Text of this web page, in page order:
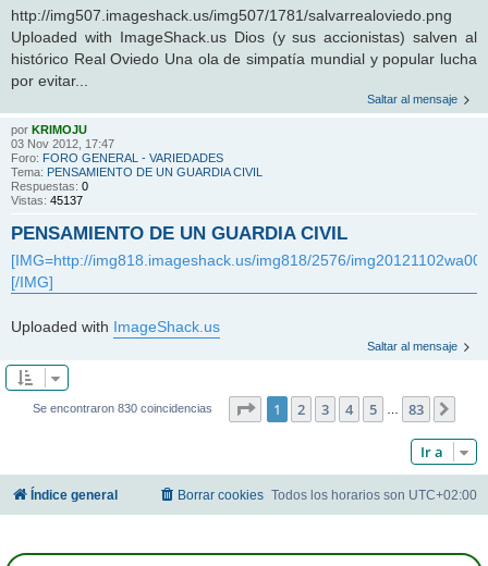
http://img507.imageshack.us/img507/1781/salvarrealoviedo.png
Uploaded with ImageShack.us Dios (y sus accionistas) salven al
histórico Real Oviedo Una ola de simpatía mundial y popular lucha
por evitar...
Saltar al mensaje
por KRIMOJU
03 Nov 2012, 17:47
Foro: FORO GENERAL - VARIEDADES
Tema: PENSAMIENTO DE UN GUARDIA CIVIL
Respuestas: 0
Vistas: 45137
PENSAMIENTO DE UN GUARDIA CIVIL
[IMG=http://img818.imageshack.us/img818/2576/
[/IMG]
Uploaded with ImageShack.us
Saltar al mensaje
Se encontraron 830 coincidencias Página de 83
1 2 3 4 5 83
Ir a
Índice general Todos los horarios son UTC+02:00
Borrar cookies